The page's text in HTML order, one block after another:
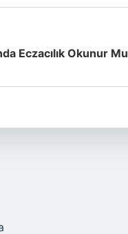
Eczacılık Okunur Mu